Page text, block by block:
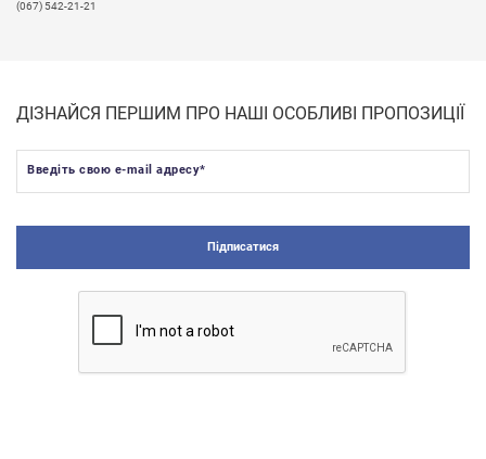
(067) 542-21-21
ДІЗНАЙСЯ ПЕРШИМ ПРО НАШІ ОСОБЛИВІ ПРОПОЗИЦІЇ
Введіть свою e-mail адресу*
Підписатися